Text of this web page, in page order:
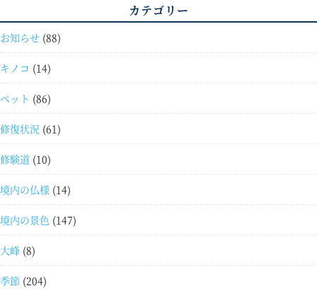
カテゴリー
お知らせ (88)
キノコ (14)
ペット (86)
修復状況 (61)
修験道 (10)
境内の仏様 (14)
境内の景色 (147)
大峰 (8)
季節 (204)